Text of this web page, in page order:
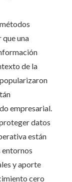
una
de la
empresarial.
datos
están
entornos
y aporte
cero